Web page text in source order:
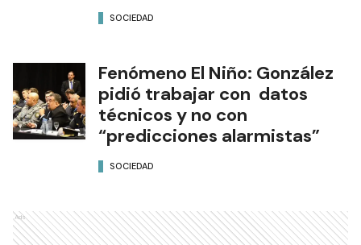
SOCIEDAD
Fenómeno El Niño: González
pidió trabajar con datos
técnicos y no con
“predicciones alarmistas”
SOCIEDAD
Ads